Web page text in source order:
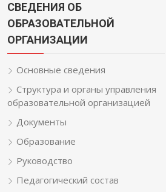
СВЕДЕНИЯ ОБ
ОБРАЗОВАТЕЛЬНОЙ
ОРГАНИЗАЦИИ
Основные сведения
Структура и органы управления
образовательной организацией
Документы
Образование
Руководство
Педагогический состав